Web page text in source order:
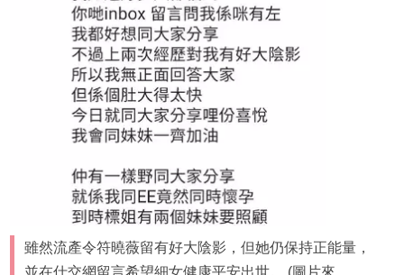
雖然流產令符曉薇留有好大陰影，但她仍保持正能量，
並在仕交網留言希望細女健康平安出世。 (圖片來